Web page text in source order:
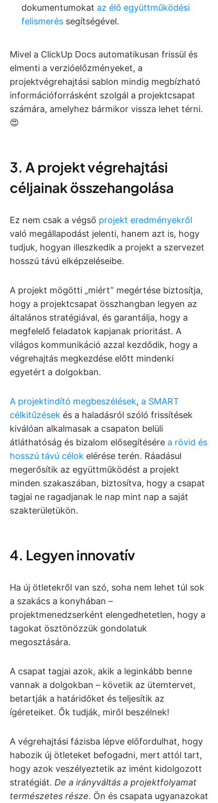
dokumentumokat az élő együttműködési
felismerés segítségével.
Mivel a ClickUp Docs automatikusan frissül és
elmenti a verzióelőzményeket, a
projektvégrehajtási sablon mindig megbízható
információforrásként szolgál a projektcsapat
számára, amelyhez bármikor vissza lehet térni.
😍
3. A projekt végrehajtási
céljainak összehangolása
Ez nem csak a végső projekt eredményekről
való megállapodást jelenti, hanem azt is, hogy
tudjuk, hogyan illeszkedik a projekt a szervezet
hosszú távú elképzeléseibe.
A projekt mögötti „miért” megértése biztosítja,
hogy a projektcsapat összhangban legyen az
általános stratégiával, és garantálja, hogy a
megfelelő feladatok kapjanak prioritást. A
világos kommunikáció azzal kezdődik, hogy a
végrehajtás megkezdése előtt mindenki
egyetért a dolgokban.
A projektindító megbeszélések, a SMART
célkitűzések és a haladásról szóló frissítések
kiválóan alkalmasak a csapaton belüli
átláthatóság és bizalom elősegítésére a rövid és
hosszú távú célok elérése terén. Ráadásul
megerősítik az együttműködést a projekt
minden szakaszában, biztosítva, hogy a csapat
tagjai ne ragadjanak le nap mint nap a saját
szakterületükön.
4. Legyen innovatív
Ha új ötletekről van szó, soha nem lehet túl sok
a szakács a konyhában –
projektmenedzserként elengedhetetlen, hogy a
tagokat ösztönözzük gondolatuk
megosztására.
A csapat tagjai azok, akik a leginkább benne
vannak a dolgokban – követik az ütemtervet,
betartják a határidőket és teljesítik az
ígéreteiket. Ők tudják, miről beszélnek!
A végrehajtási fázisba lépve előfordulhat, hogy
habozik új ötleteket befogadni, mert attól tart,
hogy azok veszélyeztetik az imént kidolgozott
stratégiát. De a irányváltás a projektfolyamat
természetes része. Ön és csapata ugyanazokat